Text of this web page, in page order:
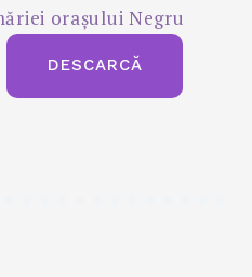
orașului Negru
DESCARCĂ